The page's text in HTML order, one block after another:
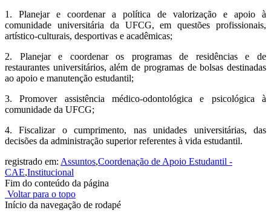
1. Planejar e coordenar a política de valorização e apoio à
comunidade universitária da UFCG, em questões profissionais,
artístico-culturais, desportivas e acadêmicas;
2. Planejar e coordenar os programas de residências e de
restaurantes universitários, além de programas de bolsas destinadas
ao apoio e manutenção estudantil;
3. Promover assistência médico-odontológica e psicológica à
comunidade da UFCG;
4. Fiscalizar o cumprimento, nas unidades universitárias, das
decisões da administração superior referentes à vida estudantil.
registrado em: Assuntos,Coordenação de Apoio Estudantil -
CAE,Institucional
Fim do conteúdo da página
Voltar para o topo
Início da navegação de rodapé